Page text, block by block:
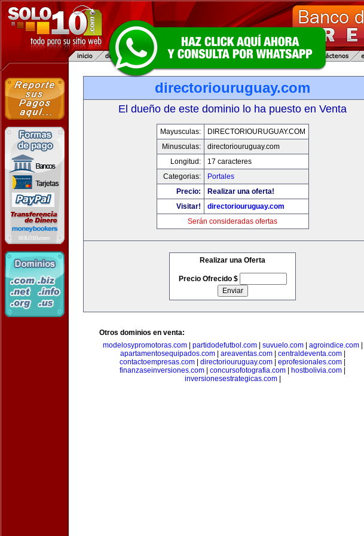
directoriouruguay.com
El dueño de este dominio lo ha puesto en Venta
Mayusculas:
DIRECTORIOURUGUAY.COM
Minusculas:
directoriouruguay.com
Longitud:
17 caracteres
Categorias:
Portales
Precio:
Realizar una oferta!
Visitar!
directoriouruguay.com
Serán consideradas ofertas
Realizar una Oferta
Precio Ofrecido $
Otros dominios en venta:
modelosypromotoras.com| partidodefutbol.com| suvuelo.com| agroindice.com|
apartamentosequipados.com| areaventas.com| centraldeventa.com|
contactoempresas.com
directoriouruguay.com eprofesionales.com
finanzaseinversiones.com
concursofotografia.com hostbolivia.com
inversionesestrategicas.com|